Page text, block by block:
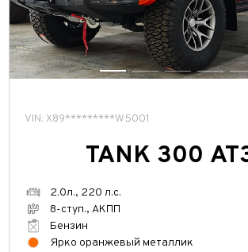
VIN: X89*********W5001
TANK 300
2.0л., 220 л.с.
8-ступ., АКПП
Бензин
Ярко оранжевый металлик